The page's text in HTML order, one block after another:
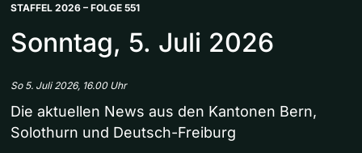
STAFFEL 2026 – FOLGE 551
Sonntag, 5. Juli 2026
So 5. Juli 2026, 16.00 Uhr
Die aktuellen News aus den Kantonen Bern,
Solothurn und Deutsch-Freiburg